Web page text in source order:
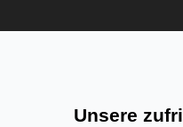
Unsere